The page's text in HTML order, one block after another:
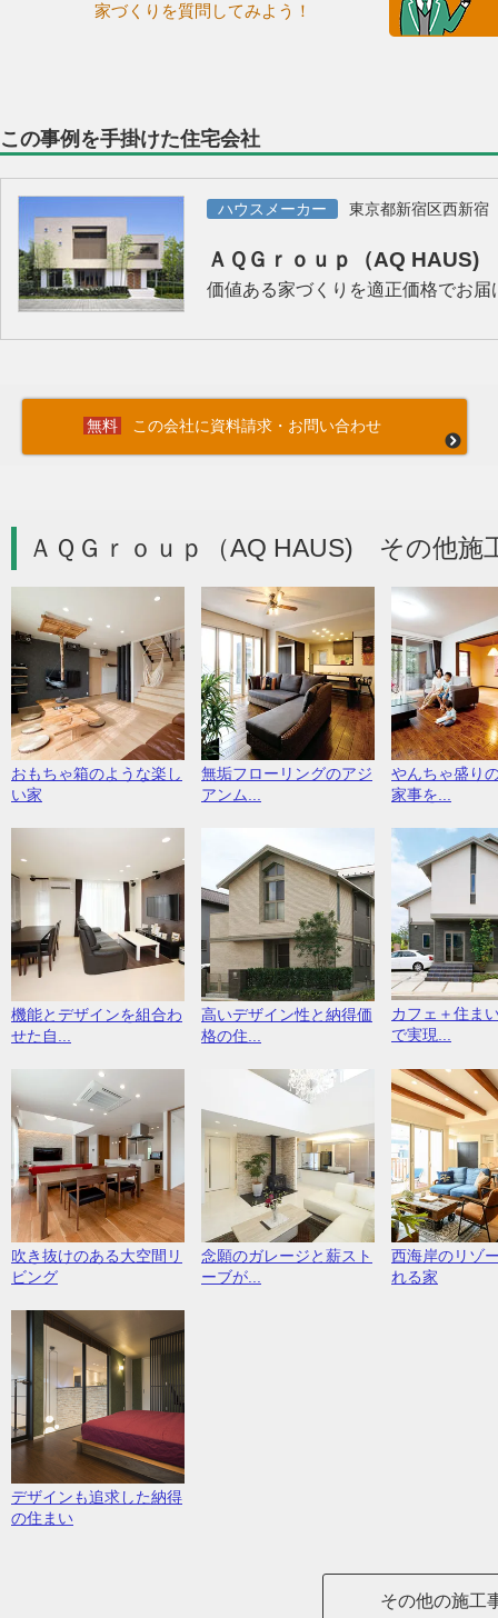
家づくりを質問してみよう！
この事例を手掛けた住宅会社
ハウスメーカー 東京都新宿区西新宿
ＡＱＧｒｏｕｐ（AQ HAUS)
価値ある家づくりを適正価格でお届
この会社に資料請求・お問い合わせ
ＡＱＧｒｏｕｐ（AQ HAUS) その他
おもちゃ箱のような楽し
い家
無垢フローリングのアジ
アンム...
やんちゃ盛り
家事を...
機能とデザインを組合わ
せた自...
高いデザイン性と納得価
格の住...
カフェ＋住ま
で実現...
吹き抜けのある大空間リ
ビング
念願のガレージと薪スト
ーブが...
西海岸のリゾ
れる家
デザインも追求した納得
の住まい
その他の施工